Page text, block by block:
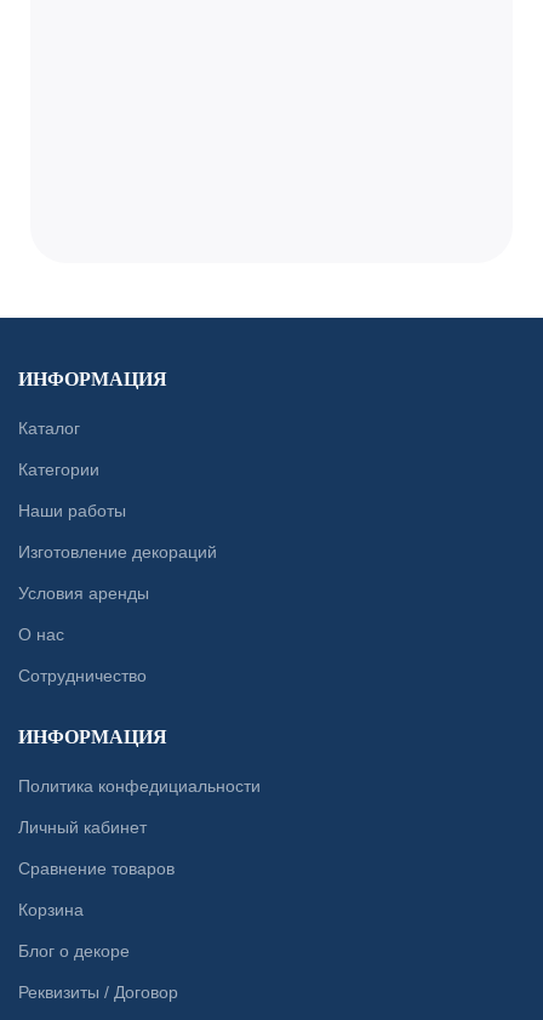
ИНФОРМАЦИЯ
Каталог
Категории
Наши работы
Изготовление декораций
Условия аренды
О нас
Сотрудничество
ИНФОРМАЦИЯ
Политика конфедициальности
Личный кабинет
Сравнение товаров
Корзина
Блог о декоре
Реквизиты / Договор